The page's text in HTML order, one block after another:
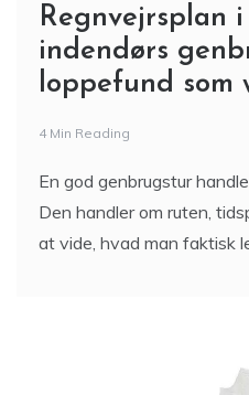
Regnvejrsplan
indendørs
loppefund som
4 Min Reading
En god genbrugstur
Den handler om ruten,
at vide, hvad man faktisk